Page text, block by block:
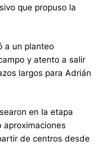
que propuso la
a un planteo
y atento a salir
largos para Adrián
en la etapa
aproximaciones
de centros desde